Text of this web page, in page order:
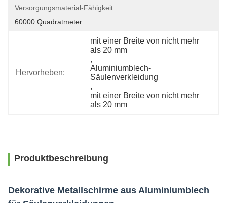
Versorgungsmaterial-Fähigkeit:
60000 Quadratmeter
Hervorheben:
mit einer Breite von nicht mehr
als 20 mm
,
Aluminiumblech-
Säulenverkleidung
,
mit einer Breite von nicht mehr
als 20 mm
Produktbeschreibung
Dekorative Metallschirme aus Aluminiumblech